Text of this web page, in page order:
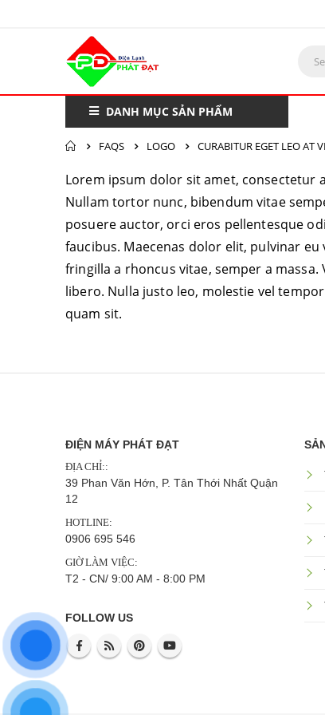
DANH MỤC SẢN PHẨM
FAQS LOGO CURABITUR EGET LEO AT
Lorem ipsum dolor sit amet, consectetur
Nullam tortor nunc, bibendum vitae
posuere auctor, orci eros pellentesque
faucibus. Maecenas dolor elit, pulvinar
fringilla a rhoncus vitae, semper a
libero. Nulla justo leo, molestie vel
quam sit.
ĐIỆN MÁY PHÁT ĐẠT
ĐỊA CHỈ::
39 Phan Văn Hớn, P. Tân Thới Nhất Quận
12
HOTLINE:
0906 695 546
GIỜ LÀM VIỆC:
T2 - CN/ 9:00 AM - 8:00 PM
FOLLOW US